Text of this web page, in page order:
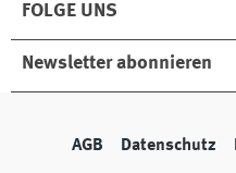
FOLGE UNS
Newsletter abonnieren
AGB Datenschutz